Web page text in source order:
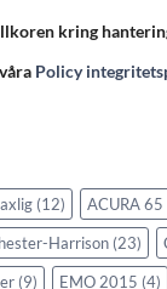
kring
Policy
(12) ACURA 65
Harrison (23)
(9) EMO 2015 (4)